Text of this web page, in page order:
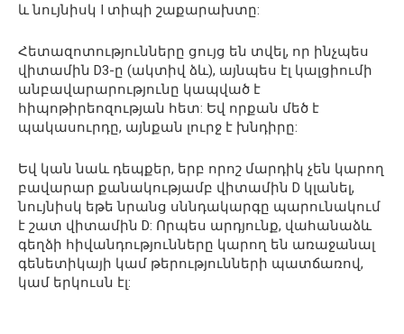
և նույնիսկ I տիպի շաքարախտը:
Հետազոտությունները ցույց են տվել, որ ինչպես
վիտամին D3-ը (ակտիվ ձև), այնպես էլ կալցիումի
անբավարարությունը կապված է
հիպոթիրեոզության հետ: Եվ որքան մեծ է
պակասուրդը, այնքան լուրջ է խնդիրը:
Եվ կան նաև դեպքեր, երբ որոշ մարդիկ չեն կարող
բավարար քանակությամբ վիտամին D կլանել,
նույնիսկ եթե նրանց սննդակարգը պարունակում
է շատ վիտամին D: Որպես արդյունք, վահանաձև
գեղձի հիվանդությունները կարող են առաջանալ
գենետիկայի կամ թերությունների պատճառով,
կամ երկուսն էլ: